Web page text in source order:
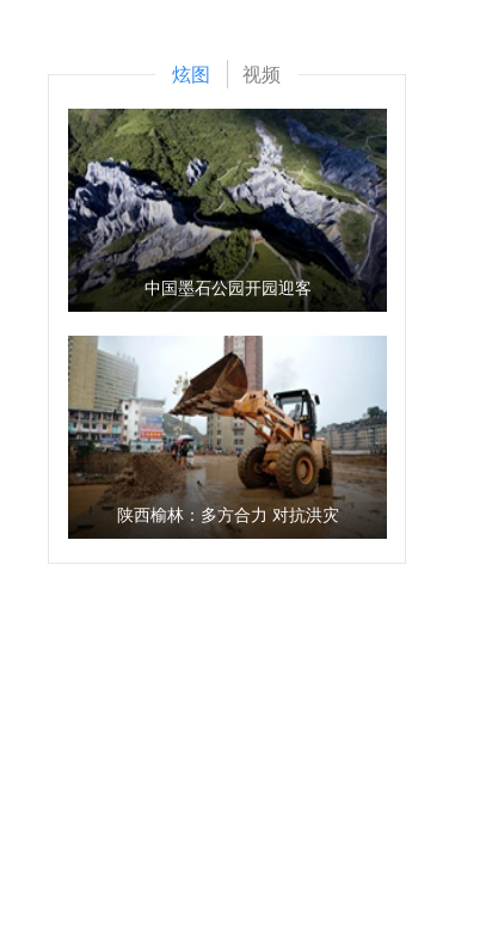
炫图 视频
中国墨石公园开园迎客
陕西榆林：多方合力 对抗洪灾